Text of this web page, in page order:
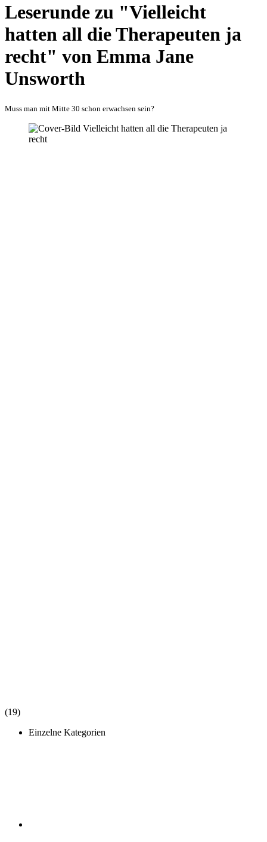
Leserunde zu "Vielleicht
hatten all die Therapeuten ja
recht" von Emma Jane
Unsworth
Muss man mit Mitte 30 schon erwachsen sein?
(19)
Einzelne Kategorien